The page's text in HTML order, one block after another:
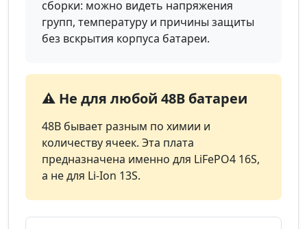
сборки: можно видеть напряжения
групп, температуру и причины защиты
без вскрытия корпуса батареи.
⚠️ Не для любой 48В батареи
48В бывает разным по химии и
количеству ячеек. Эта плата
предназначена именно для LiFePO4 16S,
а не для Li-Ion 13S.